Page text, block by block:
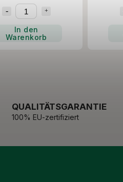
In den
Warenkorb
QUALITÄTSGARANTIE
100% EU-zertifiziert